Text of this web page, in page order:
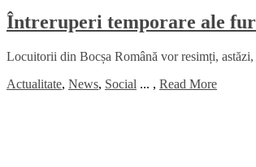
Întreruperi temporare ale
Locuitorii din Bocșa Română vor resimți,
Actualitate, News, Social ... , Read More